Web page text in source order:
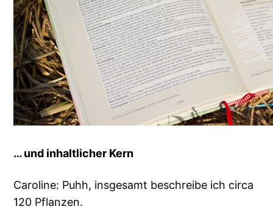
… und inhaltlicher Kern
Caroline: Puhh, insgesamt beschreibe ich circa
120 Pflanzen.